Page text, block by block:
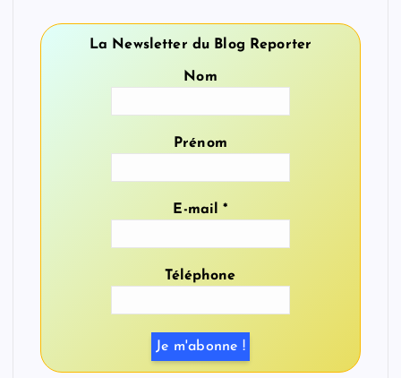
La Newsletter du Blog Reporter
Nom
Prénom
E-mail*
Téléphone